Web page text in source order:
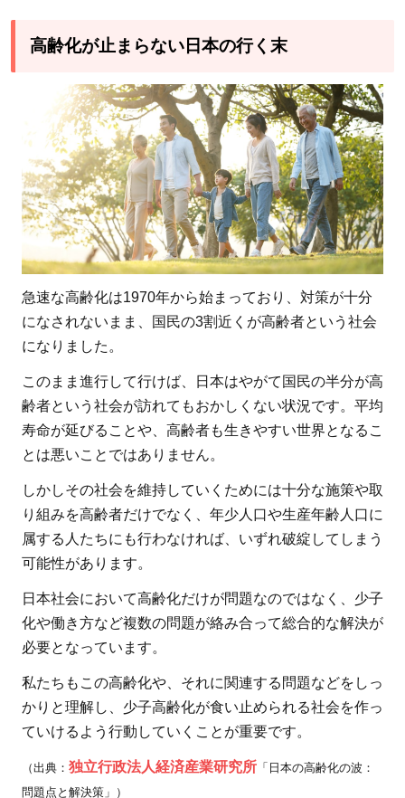
高齢化が止まらない日本の行く末
急速な高齢化は1970年から始まっており、対策が十分
になされないまま、国民の3割近くが高齢者という社会
になりました。
このまま進行して行けば、日本はやがて国民の半分が高
齢者という社会が訪れてもおかしくない状況です。平均
寿命が延びることや、高齢者も生きやすい世界となるこ
とは悪いことではありません。
しかしその社会を維持していくためには十分な施策や取
り組みを高齢者だけでなく、年少人口や生産年齢人口に
属する人たちにも行わなければ、いずれ破綻してしまう
可能性があります。
日本社会において高齢化だけが問題なのではなく、少子
化や働き方など複数の問題が絡み合って総合的な解決が
必要となっています。
私たちもこの高齢化や、それに関連する問題などをしっ
かりと理解し、少子高齢化が食い止められる社会を作っ
ていけるよう行動していくことが重要です。
（出典： 独立行政法人経済産業研究所 「日本の高齢化の波：
問題点と解決策」）